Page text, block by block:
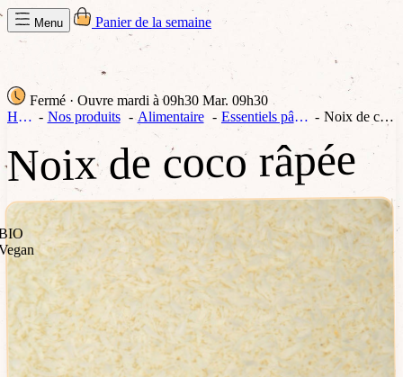
Menu Panier de la semaine
Fermé · Ouvre mardi à 09h30 Mar. 09h30
Home Nos produits Alimentaire Essentiels pâtisserie Noix de coco râpée
Noix de coco râpée